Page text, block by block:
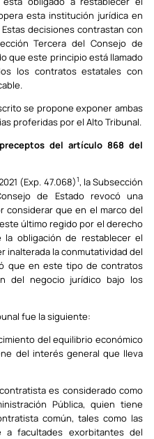
esta institución jurídica en
Estas decisiones contrastan con
Tercera del Consejo de
que este principio está llamado
los contratos estatales con
se propone exponer ambas
proferidas por el Alto Tribunal.
del artículo 868 del
(Exp. 47.068)1, la Subsección
de Estado revocó una
considerar que en el marco del
último regido por el derecho
la obligación de restablecer el
inalterada la conmutatividad del
que en este tipo de contratos
del negocio jurídico bajo los
fue la siguiente:
del equilibrio económico
del interés general que lleva
es considerado como
Pública, quien tiene
común, tales como las
a facultades exorbitantes del